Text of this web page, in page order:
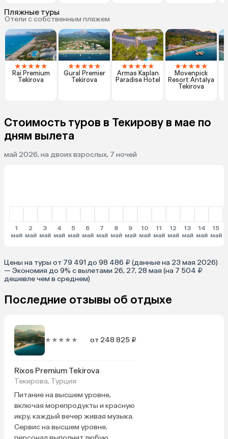
Пляжные туры
Отели с собственным пляжем
★★★★★
Rai Premium
Tekirova
★★★★★
Gural Premier
Tekirova
★★★★★
Armas Kaplan
Paradise Hotel
★★★★★
Movenpick
Resort Antalya
Tekirova
Стоимость туров в Текирову в мае по
дням вылета
май 2026, на двоих взрослых, 7 ночей
1
май
2
май
3
май
4
май
5
май
6
май
7
май
8
май
9
май
10
май
11
май
12
май
13
май
14
май
15
май
Цены на туры от 79 491 до 98 486 ₽ (данные на 23 мая 2026)
— Экономия до 9% с вылетами 26, 27, 28 мая (на 7 504 ₽
дешевле чем в среднем)
Последние отзывы об отдыхе
★★★★★ от 248 825 ₽
Rixos Premium Tekirova
Текирова, Турция
Питание на высшем уровне,
включая морепродукты и красную
икру, каждый вечер живая музыка.
Сервис на высшем уровне,